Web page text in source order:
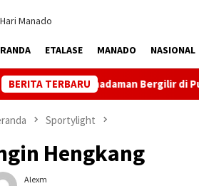
ETALASE MANADO NASIONAL
BERITA TERBARUBergilir di Pulau Bunaken,
Sportylight
Hengkang
Alexm